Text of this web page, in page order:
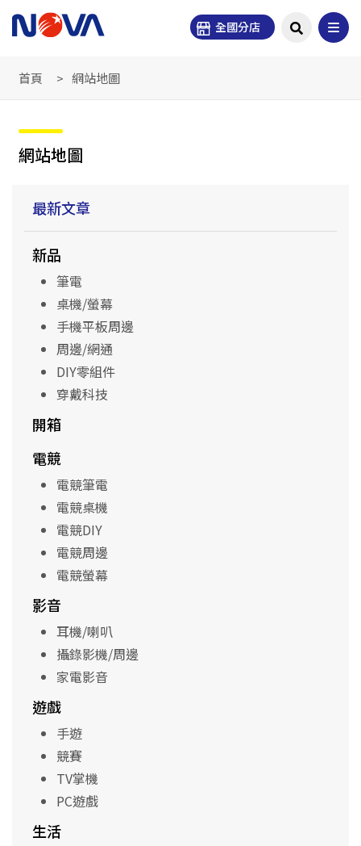
全國分店
首頁 網站地圖
網站地圖
最新文章
新品
筆電
桌機/螢幕
手機平板周邊
周邊/網通
DIY零組件
穿戴科技
開箱
電競
電競筆電
電競桌機
電競DIY
電競周邊
電競螢幕
影音
耳機/喇叭
攝錄影機/周邊
家電影音
遊戲
手遊
競賽
TV掌機
PC遊戲
生活